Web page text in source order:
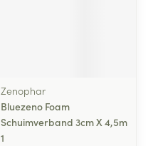
Zenophar
Bluezeno Foam
Schuimverband 3cm X 4,5m
1